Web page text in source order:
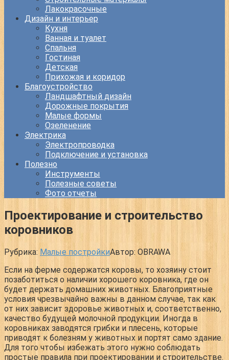
Лакокрасочные
Дизайн и интерьер
Кухня
Ванная и туалет
Спальня
Гостиная
Детская
Прихожая и коридор
Благоустройство
Ландшафтный дизайн
Дорожные покрытия
Малые формы
Озеленение
Электрика
Электропроводка
Подключение и установка
Полезно
Инструменты
Полезные советы
Фото отчеты
Проектирование и строительство
коровников
Рубрика: Малые постройкиАвтор: OBRAWA
Если на ферме содержатся коровы, то хозяину стоит
позаботиться о наличии хорошего коровника, где он
будет держать домашних животных. Благоприятные
условия чрезвычайно важны в данном случае, так как
от них зависит здоровье животных и, соответственно,
качество будущей молочной продукции. Иногда в
коровниках заводятся грибки и плесень, которые
приводят к болезням у животных и портят само здание.
Для того чтобы избежать этого нужно соблюдать
простые правила при проектировании и строительстве.